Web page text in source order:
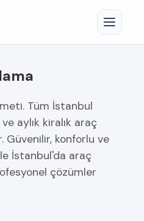
Tüm İstanbul
aylık kiralık araç
Güvenilir, konforlu ve
İstanbul'da araç
çözümler